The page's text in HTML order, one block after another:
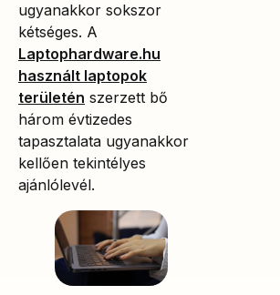
ugyanakkor sokszor
kétséges. A
Laptophardware.hu
használt laptopok
területén szerzett bő
három évtizedes
tapasztalata ugyanakkor
kellően tekintélyes
ajánlólevél.